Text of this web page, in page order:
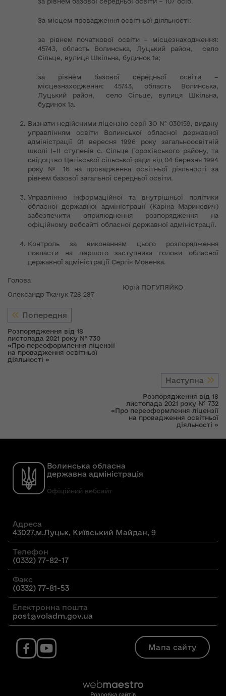
За місцем провадження освітньої діяльності:
за рівнем початкової освіти – місцезнаходження:
45743, область Волинська, Луцький район, село
Сільце, вулиця Шкільна, будинок 1а;
за рівнем базової середньої освіти –
місцезнаходження: 45743, область Волинська,
Луцький район, село Сільце, вулиця Шкільна,
будинок 1а.
Визнати недійсними ліцензію серії ЗО № 030159, видану
управлінням освіти Волинської обласної державної
адміністрації 01 вересня 1996 року загальноосвітній
школі І–ІІ ступенів с. Сільце Горохівського району, та
свідоцтво Цегівської сільської ради від 04 березня 1994
року № 16 на провадження освітньої діяльності за
рівнем базової загальної середньої освіти.
Управлінню інформаційної та внутрішньої політики
обласної державної адміністрації (Каріна Мариневич)
забезпечити оприлюднення розпорядження на
офіційному вебсайті обласної державної адміністрації.
Контроль за виконанням цього розпорядження
покласти на першого заступника голови обласної
державної адміністрації Сергія Мовенка.
Голова
Юрій ПОГУЛЯЙКО
Олександр Ткачук 728 287
Попередня
Розпорядження від 18
листопада 2021 року № 730
«Про переоформлення ліцензії
на провадження освітньої
діяльності »
Наступна
Розпорядження від 18
листопада 2021 року № 732
«Про переоформлення ліцензії
на провадження освітньої
діяльності »
Волинська обласна
державна адміністрація
Офіційний вебсайт
Адреса
43027,м.Луцьк, Київський Майдан, 9
Телефон
(0332) 77-82-17
Факс
(0332) 77-81-53
Електронна пошта
post@voladm.gov.ua
Мапа сайту
Розробка сайтів